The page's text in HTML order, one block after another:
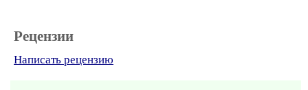
Рецензии
Написать рецензию